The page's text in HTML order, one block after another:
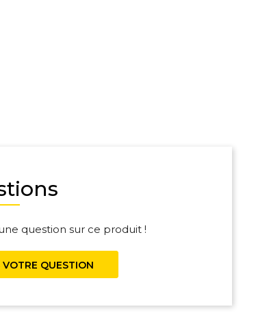
question sur ce produit !
QUESTION